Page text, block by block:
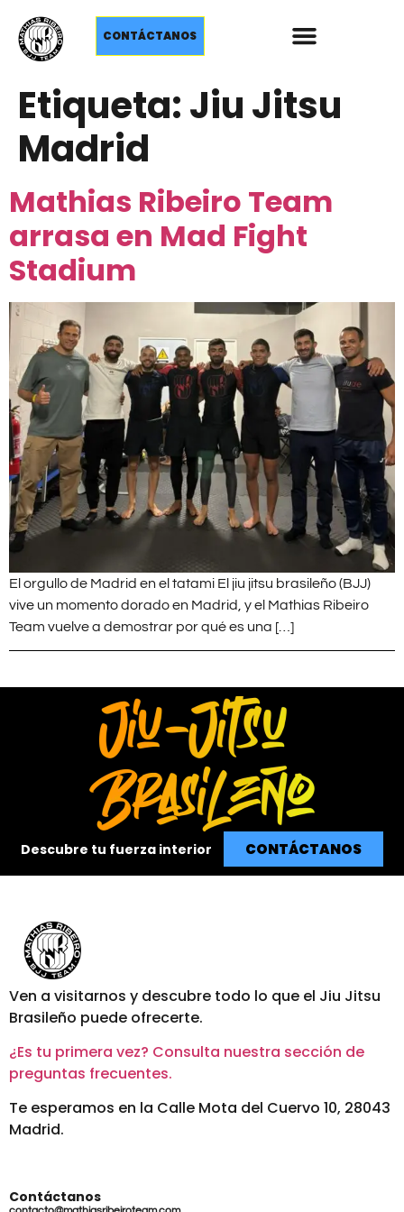
CONTÁCTANOS
Etiqueta:Jiu Jitsu
Madrid
Mathias Ribeiro Team
arrasa en Mad Fight
Stadium
El orgullo de Madrid en el tatami El jiu jitsu brasileño (BJJ)
vive un momento dorado en Madrid, y el Mathias Ribeiro
Team vuelve a demostrar por qué es una […]
Descubre tu fuerza interior CONTÁCTANOS
Ven a visitarnos y descubre todo lo que el Jiu Jitsu
Brasileño puede ofrecerte.
¿Es tu primera vez? Consulta nuestra sección de
preguntas frecuentes.
Te esperamos en la Calle Mota del Cuervo 10, 28043
Madrid.
Contáctanos